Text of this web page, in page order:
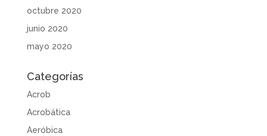
octubre 2020
junio 2020
mayo 2020
Categorías
Acrob
Acrobática
Aeróbica